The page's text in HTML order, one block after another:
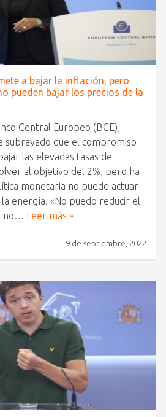
a bajar la inflación, pero
pueden bajar los precios de la
Central Europeo (BCE),
subrayado que el compromiso
las elevadas tasas de
al objetivo del 2%, pero ha
monetaria no puede actuar
energía. «No puedo reducir el
no… Leer más »
9 de septiembre, 2022